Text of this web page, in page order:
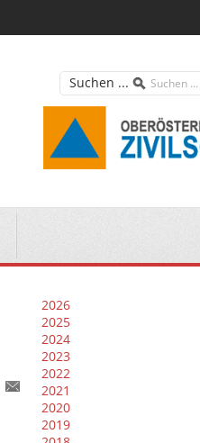
Suchen ...
2026
2025
2024
2023
2022
2021
2020
2019